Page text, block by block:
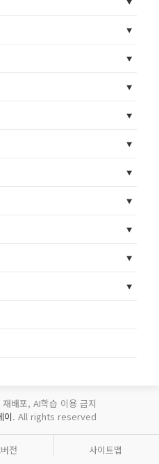
배포, AI학습 이용 금지
이. All rights reserved
전 사이트맵